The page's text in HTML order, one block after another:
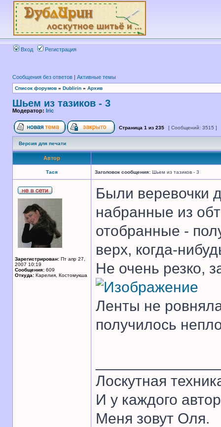
Вход Регистрация
Сообщения без ответов | Активные темы
Список форумов » Dublirin » Архив
Шьем из тазиков - 3
Модератор: Iric
Страница 1 из 235 [ Сообщений: 3515 ]
Версия для печати
Автор
Тася Заголовок сообщения: Шьем из тазиков - 3
Зарегистрирован: Пт апр 27,
2007 10:19
Сообщения: 609
Откуда: Карелия, Костомукша
Были веревочки
набранные из
отобранные -
верх, когда-
Не очень резко,
Ленты не
получилось
Лоскутная
И у каждого
Меня зовут Оля.